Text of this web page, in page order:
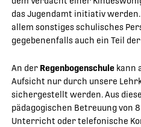
das Jugendamt initiativ werden.
allem sonstiges schulisches
gegebenenfalls auch ein Teil
An der Regenbogenschulekann
Aufsicht nur durch unsere
sichergestellt werden. Aus
pädagogischen Betreuung von
Unterricht oder telefonische